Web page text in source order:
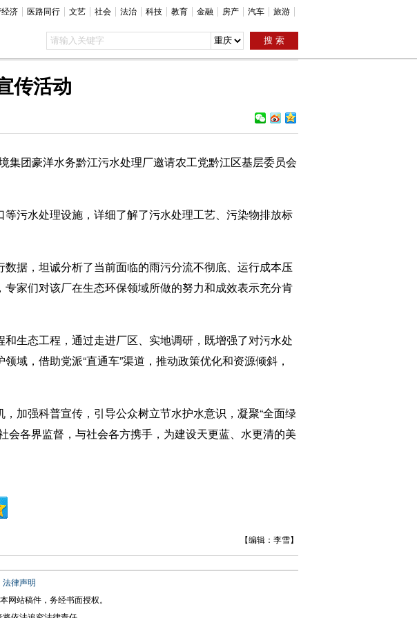
经济 医路同行 文艺 社会 法治 科技 教育 金融 房产 汽车 旅游
传活动
团豪洋水务黔江污水处理厂邀请农工党黔江区基层委员会
污水处理设施，详细了解了污水处理工艺、污染物排放标
据，坦诚分析了当前面临的雨污分流不彻底、运行成本压
家们对该厂在生态环保领域所做的努力和成效表示充分肯
生态工程，通过走进厂区、实地调研，既增强了对污水处
域，借助党派“直通车”渠道，推动政策优化和资源倾斜，
强科普宣传，引导公众树立节水护水意识，凝聚“全面绿
会各界监督，与社会各方携手，为建设天更蓝、水更清的美
【编辑：李雪】
法律声明
网站稿件，务经书面授权。